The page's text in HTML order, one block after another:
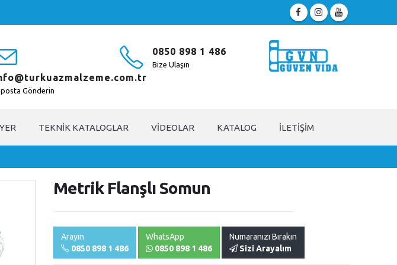
Gönderin
0850 898 1 486
Bize Ulaşın
TEKNIK KATALOGLAR VIDEOLAR KATALOG İLETIŞIM
Metrik Flanşlı Somun
Arayın
0850 898 1 486
WhatsApp
0850 898 1 486
Numaranızı Bırakın
Sizi Arayalım